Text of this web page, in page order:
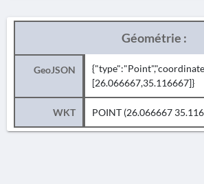
Géométrie :
GeoJSON
[26.066667,35.116667]}
WKT POINT (26.066667